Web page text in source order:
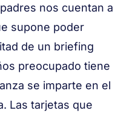
nos cuentan a
supone poder
de un briefing
preocupado tiene
se imparte en el
Las tarjetas que